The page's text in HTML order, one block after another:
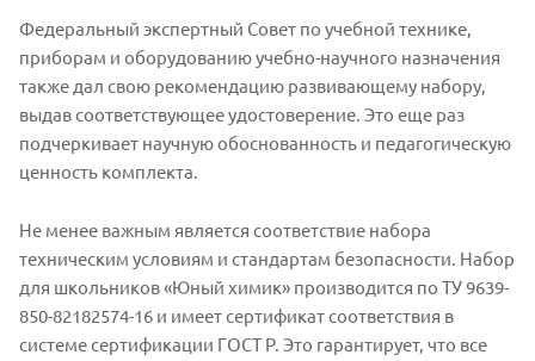
Федеральный экспертный Совет по учебной технике,
приборам и оборудованию учебно-научного назначения
также дал свою рекомендацию развивающему набору,
выдав соответствующее удостоверение. Это еще раз
подчеркивает научную обоснованность и педагогическую
ценность комплекта.
Не менее важным является соответствие набора
техническим условиям и стандартам безопасности. Набор
для школьников «Юный химик» производится по ТУ 9639-
850-82182574-16 и имеет сертификат соответствия в
системе сертификации ГОСТ Р. Это гарантирует, что все